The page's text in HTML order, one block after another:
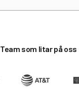
Team som litar på oss